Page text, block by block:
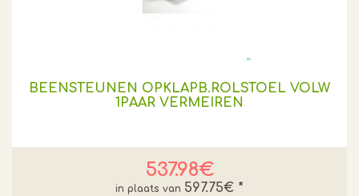
BEENSTEUNEN OPKLAPB.ROLSTOEL VOLW
1PAAR VERMEIREN
537.98€
597.75€ *